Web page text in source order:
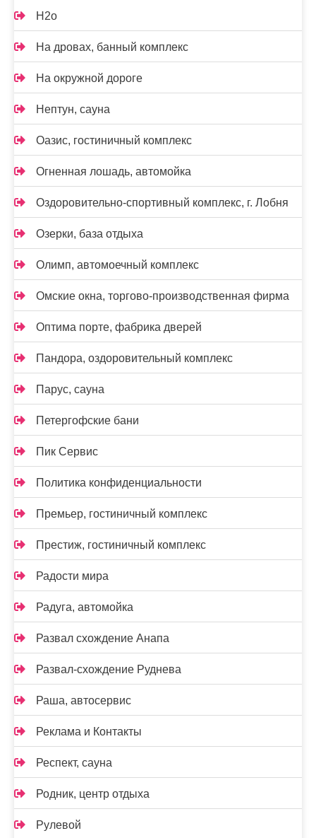
Н2о
На дровах, банный комплекс
На окружной дороге
Нептун, сауна
Оазис, гостиничный комплекс
Огненная лошадь, автомойка
Оздоровительно-спортивный комплекс, г. Лобня
Озерки, база отдыха
Олимп, автомоечный комплекс
Омские окна, торгово-производственная фирма
Оптима порте, фабрика дверей
Пандора, оздоровительный комплекс
Парус, сауна
Петергофские бани
Пик Сервис
Политика конфиденциальности
Премьер, гостиничный комплекс
Престиж, гостиничный комплекс
Радости мира
Радуга, автомойка
Развал схождение Анапа
Развал-схождение Руднева
Раша, автосервис
Реклама и Контакты
Респект, сауна
Родник, центр отдыха
Рулевой